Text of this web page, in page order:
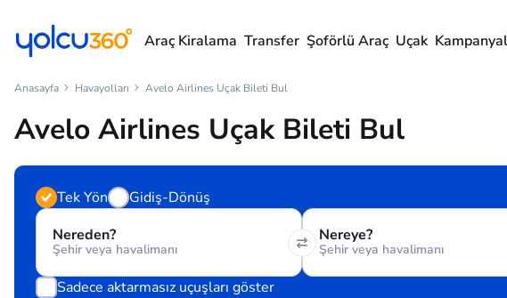
Araç Kiralama Transfer Şoförlü Araç Uçak
Anasayfa Havayolları Avelo Airlines Uçak Bileti Bul
Avelo Airlines Uçak Bileti Bul
Tek Yön
Gidiş-Dönüş
Nereden?
Nereye?
Sadece aktarmasız uçuşları göster